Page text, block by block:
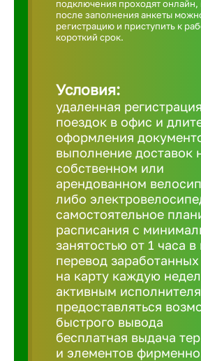
подключения проходят онлайн,
после заполнения анкеты
регистрацию и приступить к
короткий срок.
Условия:
удаленная
поездок в офис и
оформления
выполнение доставок
собственном или
арендованном
либо
самостоятельное
расписания с
занятостью от 1 часа
перевод
на карту каждую
активным
предоставляться
быстрого вывода
бесплатная выдача
и элементов